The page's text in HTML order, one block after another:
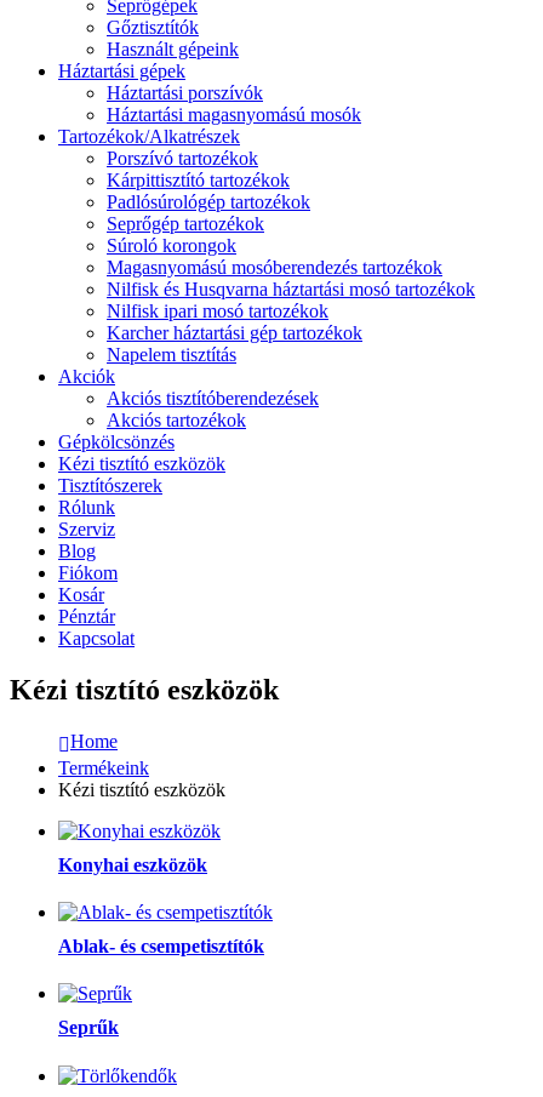
Seprőgépek
Gőztisztítók
Használt gépeink
Háztartási gépek
Háztartási porszívók
Háztartási magasnyomású mosók
Tartozékok/Alkatrészek
Porszívó tartozékok
Kárpittisztító tartozékok
Padlósúrológép tartozékok
Seprőgép tartozékok
Súroló korongok
Magasnyomású mosóberendezés tartozékok
Nilfisk és Husqvarna háztartási mosó tartozékok
Nilfisk ipari mosó tartozékok
Karcher háztartási gép tartozékok
Napelem tisztítás
Akciók
Akciós tisztítóberendezések
Akciós tartozékok
Gépkölcsönzés
Kézi tisztító eszközök
Tisztítószerek
Rólunk
Szerviz
Blog
Fiókom
Kosár
Pénztár
Kapcsolat
Kézi tisztító eszközök
Home
Termékeink
Kézi tisztító eszközök
Konyhai eszközök
Ablak- és csempetisztítók
Seprűk